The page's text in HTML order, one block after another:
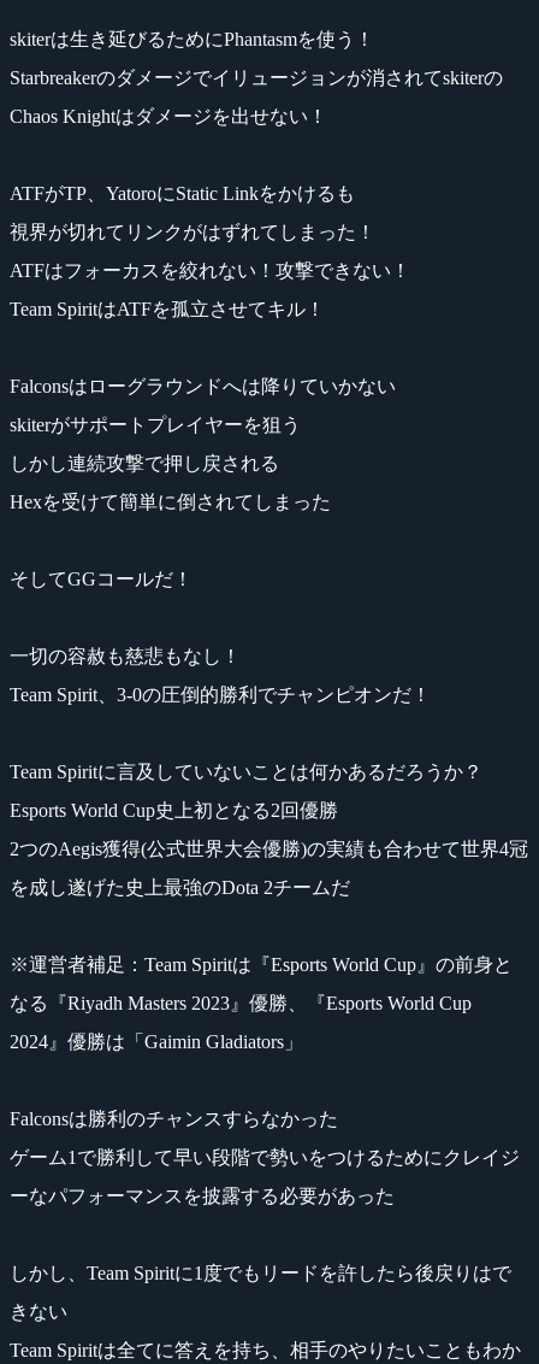
skiterは生き延びるためにPhantasmを使う！
Starbreakerのダメージでイリュージョンが消されてskiterの
Chaos Knightはダメージを出せない！
ATFがTP、YatoroにStatic Linkをかけるも
視界が切れてリンクがはずれてしまった！
ATFはフォーカスを絞れない！攻撃できない！
Team SpiritはATFを孤立させてキル！
Falconsはローグラウンドへは降りていかない
skiterがサポートプレイヤーを狙う
しかし連続攻撃で押し戻される
Hexを受けて簡単に倒されてしまった
そしてGGコールだ！
一切の容赦も慈悲もなし！
Team Spirit、3-0の圧倒的勝利でチャンピオンだ！
Team Spiritに言及していないことは何かあるだろうか？
Esports World Cup史上初となる2回優勝
2つのAegis獲得(公式世界大会優勝)の実績も合わせて世界4冠
を成し遂げた史上最強のDota 2チームだ
※運営者補足：Team Spiritは『Esports World Cup』の前身と
なる『Riyadh Masters 2023』優勝、『Esports World Cup
2024』優勝は「Gaimin Gladiators」
Falconsは勝利のチャンスすらなかった
ゲーム1で勝利して早い段階で勢いをつけるためにクレイジ
ーなパフォーマンスを披露する必要があった
しかし、Team Spiritに1度でもリードを許したら後戻りはで
きない
Team Spiritは全てに答えを持ち、相手のやりたいこともわか